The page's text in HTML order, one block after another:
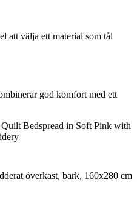
att välja ett material som tål
god komfort med ett
Bedspread in Soft Pink with
överkast, bark, 160x280 cm